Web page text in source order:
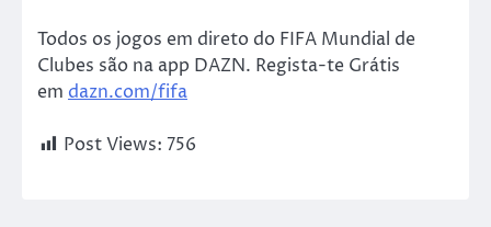
Todos os jogos em direto do FIFA Mundial de
Clubes são na app DAZN. Regista-te Grátis
em dazn.com/fifa
Post Views: 756